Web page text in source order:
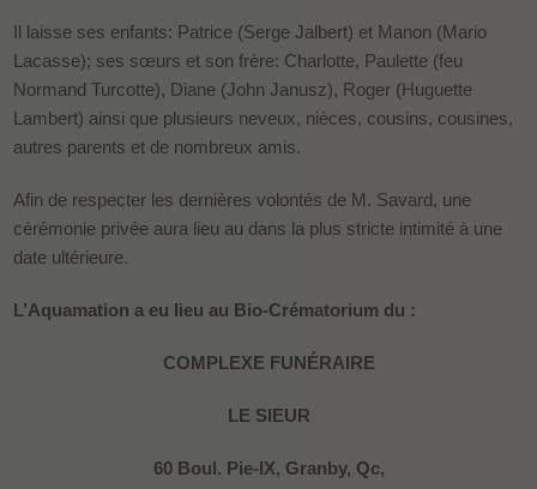
Il laisse ses enfants: Patrice (Serge Jalbert) et Manon (Mario
Lacasse); ses sœurs et son frère: Charlotte, Paulette (feu
Normand Turcotte), Diane (John Janusz), Roger (Huguette
Lambert) ainsi que plusieurs neveux, nièces, cousins, cousines,
autres parents et de nombreux amis.
Afin de respecter les dernières volontés de M. Savard, une
cérémonie privée aura lieu au dans la plus stricte intimité à une
date ultérieure.
L’Aquamation a eu lieu au Bio-Crématorium du :
COMPLEXE FUNÉRAIRE
LE SIEUR
60 Boul. Pie-IX, Granby, Qc,